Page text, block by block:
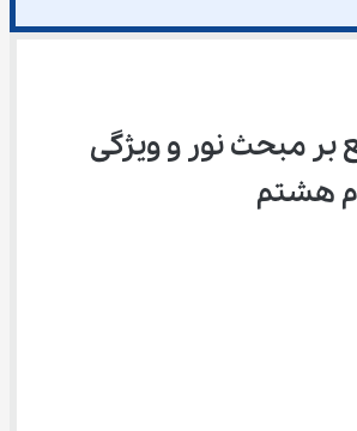
بر مبحث نور و ویژگی
هشتم